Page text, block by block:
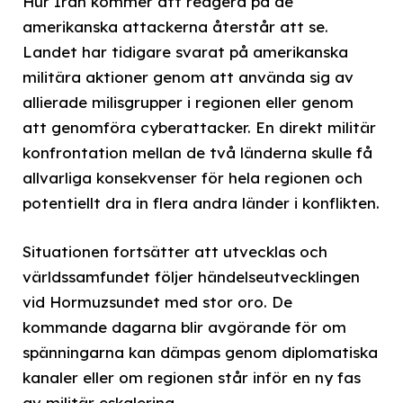
amerikanska attackerna återstår att se.
Landet har tidigare svarat på amerikanska
militära aktioner genom att använda sig av
allierade milisgrupper i regionen eller genom
att genomföra cyberattacker. En direkt militär
konfrontation mellan de två länderna skulle få
allvarliga konsekvenser för hela regionen och
potentiellt dra in flera andra länder i konflikten.
Situationen fortsätter att utvecklas och
världssamfundet följer händelseutvecklingen
vid Hormuzsundet med stor oro. De
kommande dagarna blir avgörande för om
spänningarna kan dämpas genom diplomatiska
kanaler eller om regionen står inför en ny fas